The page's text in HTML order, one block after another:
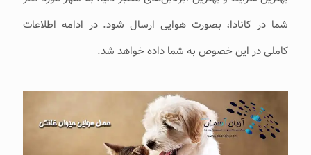
شما در کانادا، بصورت هوایی ارسال شود. در ادامه اطلاعات
کاملی در این خصوص به شما داده خواهد شد.